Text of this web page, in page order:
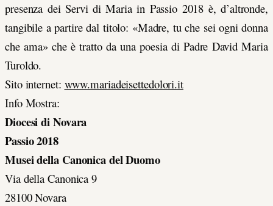
presenza dei Servi di Maria in Passio 2018 è, d’altronde,
tangibile a partire dal titolo: «Madre, tu che sei ogni donna
che ama» che è tratto da una poesia di Padre David Maria
Turoldo.
Sito internet: www.mariadeisettedolori.it
Info Mostra:
Diocesi di Novara
Passio 2018
Musei della Canonica del Duomo
Via della Canonica 9
28100 Novara